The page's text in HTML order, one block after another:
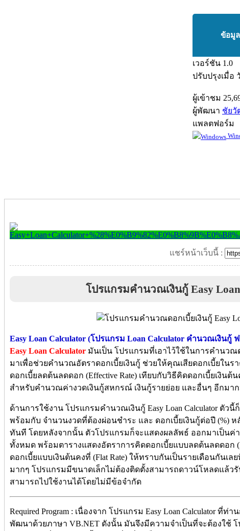
ข้อมู
เวอร์ชัน 1.0
ปรับปรุงเมื่อ
ผู้เข้าชม
ผู้พัฒนา ชัยวั
แพลตฟอร์ม
แชร์หน้าเว็บนี้ :
โปรแกรมคำนวณเงินกู้ Easy
Easy Loan Calculator (โปรแกรม Loan Calculator คำนวณเงินกู้
Easy Loan Calculator มันเป็น โปรแกรมที่เอาไว้ใช้ในการคำนว
มาเพื่อช่วยคำนวณอัตราดอกเบี้ยเงินกู้ ช่วยให้คุณเสียดอกเบี้ยใน
ดอกเบี้ยลดต้นลดดอก (Effective Rate) เทียบกับวิธีคิดดอกเบี้ยเงินต้
สำหรับคำนวณค่างวดเงินกู้สหกรณ์ เงินกู้รายย่อย และอื่นๆ อีกมา
ด้านการใช้งาน โปรแกรมคำนวณเงินกู้ Easy Loan Calculator ตัวนี้
พร้อมกับ จำนวนงวดที่ต้องผ่อนชำระ และ ดอกเบี้ยเงินกู้ต่อปี (%)
ทันที โดยหลังจากนั้น ตัวโปรแกรมก็จะแสดงผลลัพธ์ ออกมาเป็นค่
ทั้งหมด พร้อมตารางแสดงอัตราการคิดดอกเบี้ยแบบลดต้นลดดอก
ดอกเบี้ยแบบเงินต้นคงที่ (Flat Rate) ให้ทราบกันเป็นรายเดือนกันเล
มากๆ โปรแกรมมีขนาดเล็กไม่ต้องติดตั้งสามารถดาวน์โหลดแล้ว
สามารถไปใช้งานได้โดยไม่มีข้อจำกัด
Required Program : เนื่องจาก โปรแกรม Easy Loan Calculator ที่
พัฒนาด้วยภาษา VB.NET ดังนั้น มันจึงมีความจำเป็นที่จะต้องใช้ โ